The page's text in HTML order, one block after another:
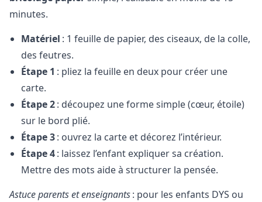
minutes.
Matériel : 1 feuille de papier, des ciseaux, de la colle,
des feutres.
Étape 1 : pliez la feuille en deux pour créer une
carte.
Étape 2: découpez une forme simple (cœur, étoile)
sur le bord plié.
Étape 3: ouvrez la carte et décorez l’intérieur.
Étape 4: laissez l’enfant expliquer sa création.
Mettre des mots aide à structurer la pensée.
Astuce parents et enseignants: pour les enfants DYS ou